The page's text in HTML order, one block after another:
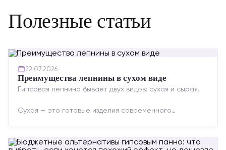
Полезные статьи
22.07.2026
Преимущества лепнины в сухом виде
Гипсовая лепнина бывает двух видов: сухая и сырая.
Сухая — это готовые изделия современного